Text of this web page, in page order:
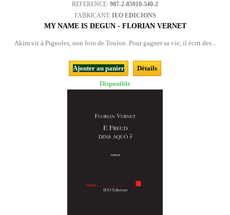
REFERENCE: 987-2-85910-540-2
FABRICANT: IEO EDICIONS
MY NAME IS DEGUN - FLORIAN VERNET
Akim vit à Pignoles, non loin de Toulon. Pour gagner sa vie, il écrit des...
Ajouter au panier
Détails
Disponible